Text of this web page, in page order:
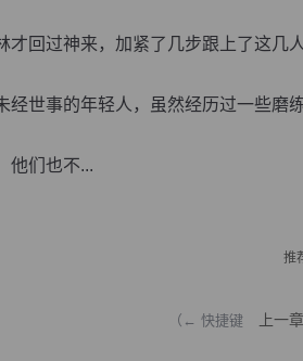
回过神来，加紧了几步跟上了这几
世事的年轻人，虽然经历过一些磨
们也不...
推
（← 快捷键 上一章